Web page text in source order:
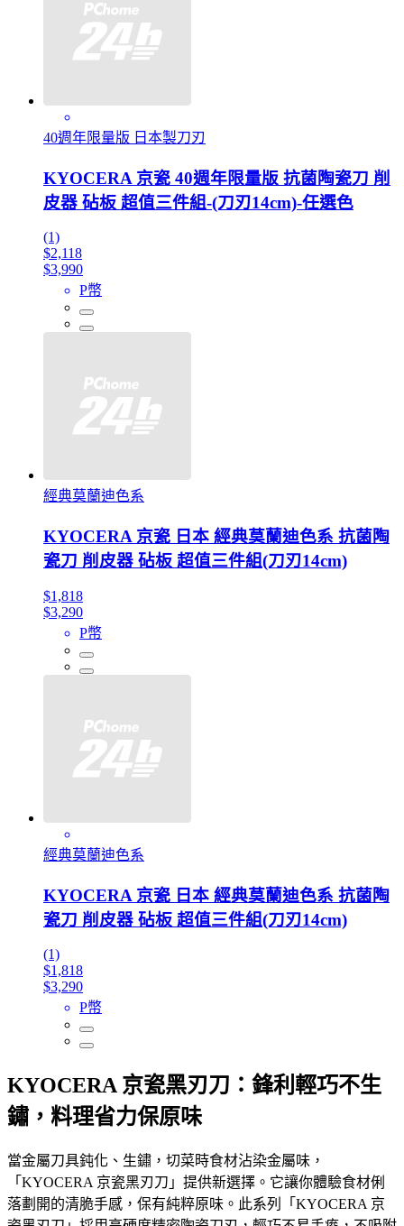
40週年限量版 日本製刀刃
KYOCERA 京瓷 40週年限量版 抗菌陶瓷刀 削
皮器 砧板 超值三件組-(刀刃14cm)-任選色
(1)
$2,118
$3,990
P幣
經典莫蘭迪色系
KYOCERA 京瓷 日本 經典莫蘭迪色系 抗菌陶
瓷刀 削皮器 砧板 超值三件組(刀刃14cm)
$1,818
$3,290
P幣
經典莫蘭迪色系
KYOCERA 京瓷 日本 經典莫蘭迪色系 抗菌陶
瓷刀 削皮器 砧板 超值三件組(刀刃14cm)
(1)
$1,818
$3,290
P幣
KYOCERA 京瓷黑刃刀：鋒利輕巧不生
鏽，料理省力保原味
當金屬刀具鈍化、生鏽，切菜時食材沾染金屬味，
「KYOCERA 京瓷黑刃刀」提供新選擇。它讓你體驗食材俐
落劃開的清脆手感，保有純粹原味。此系列「KYOCERA 京